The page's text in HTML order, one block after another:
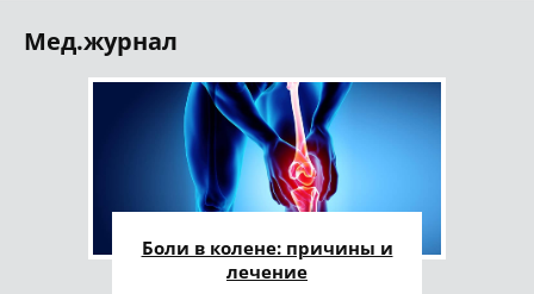
Мед.журнал
Боли в колене: причины и
лечение